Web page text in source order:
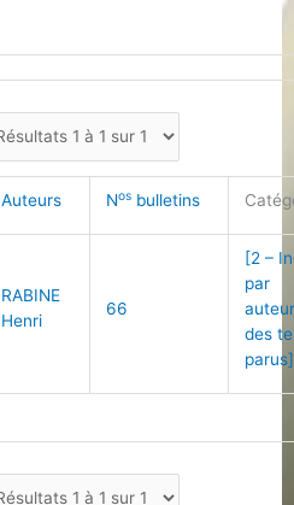
Auteurs Nos bulletins
RABINE
Henri
66
[2 –
par
des
parus]